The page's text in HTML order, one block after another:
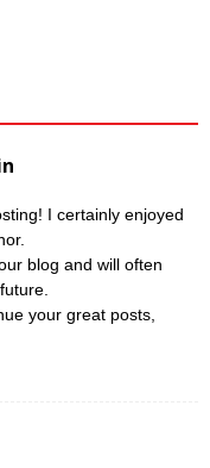
I certainly enjoyed
blog and will often
your great posts,